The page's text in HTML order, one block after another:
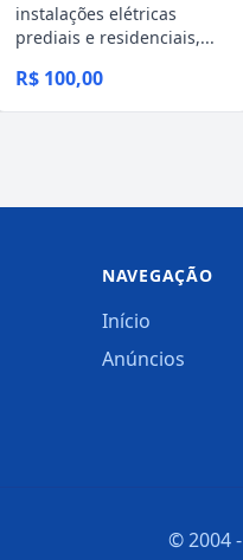
instalações elétricas
prediais e residenciais,...
R$ 100,00
NAVEGAÇÃO
Início
Anúncios
© 2004 -